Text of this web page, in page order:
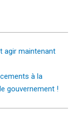
agir maintenant
à la
gouvernement !